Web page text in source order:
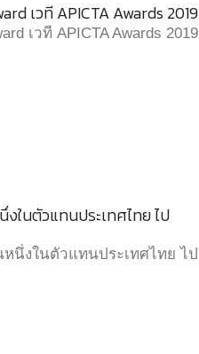
เวที APICTA Awards 2019
เวที APICTA Awards 2019
งในตัวแทนประเทศไทย ไป
หนึ่งในตัวแทนประเทศไทย ไป